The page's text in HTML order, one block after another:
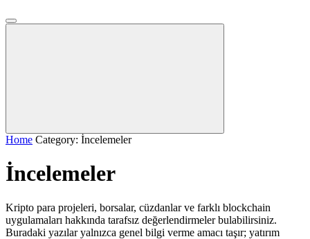
Home Category: İncelemeler
İncelemeler
Kripto para projeleri, borsalar, cüzdanlar ve farklı blockchain
uygulamaları hakkında tarafsız değerlendirmeler bulabilirsiniz.
Buradaki yazılar yalnızca genel bilgi verme amacı taşır; yatırım